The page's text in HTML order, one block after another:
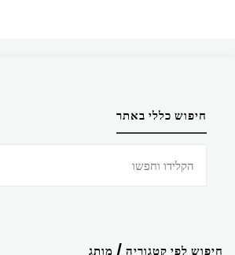
חיפוש כללי באתר
חיפוש לפי קטגוריה / מותג